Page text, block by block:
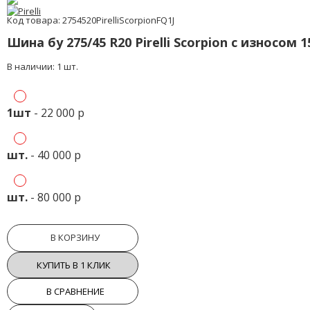
Код товара: 2754520PirelliScorpionFQ1J
Шина бу 275/45 R20 Pirelli Scorpion с износом
В наличии: 1 шт.
1шт - 22 000 р
шт. - 40 000 р
шт. - 80 000 р
В КОРЗИНУ
КУПИТЬ В 1 КЛИК
В СРАВНЕНИЕ